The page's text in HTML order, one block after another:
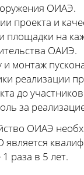
ОИАЭ.
проекта и
площадки на
ОАИЭ.
и монтаж
реализации
до
за
ОИАЭ
является
раза в 5 лет.